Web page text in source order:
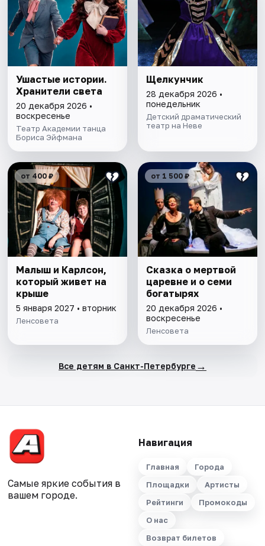
Ушастые истории.
Хранители света
20 декабря 2026 •
воскресенье
Театр Академии танца
Бориса Эйфмана
Щелкунчик
28 декабря 2026 •
понедельник
Детский драматический
театр на Неве
от 400 ₽
Малыш и Карлсон,
который живет на
крыше
5 января 2027 • вторник
Ленсовета
от 1 500 ₽
Сказка о мертвой
царевне и о семи
богатырях
20 декабря 2026 •
воскресенье
Ленсовета
Все детям в Санкт-Петербурге →
Самые яркие события в
вашем городе.
Навигация
Главная
Города
Площадки
Артисты
Рейтинги
Промокоды
О нас
Возврат билетов